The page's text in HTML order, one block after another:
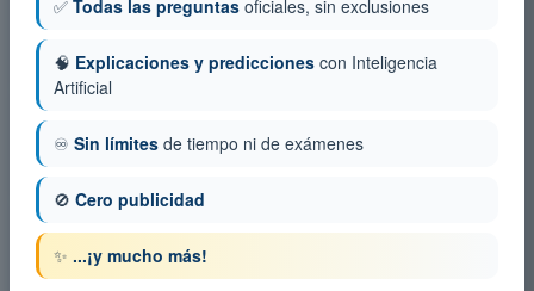
la derecha. ¿Aproximadamente en qué radial se encuentra?
4 Respuestas
¿Cuál es, según el Anexo 10 de la OACI, el alcance de un
localizador?
4
¿En cuál de las siguientes pantallas puede obtener una lectura
directa (no se necesita ningún cálculo por parte del piloto) de
la marcación magnética desde la aeronave hasta el NDB?
✅ Todas las preguntas oficiales, sin exclusiones
🧠 Explicaciones y predicciones con Inteligencia
Artificial
♾️ Sin límites de tiempo ni de exámenes
🚫 Cero publicidad
✨ ...¡y mucho más!